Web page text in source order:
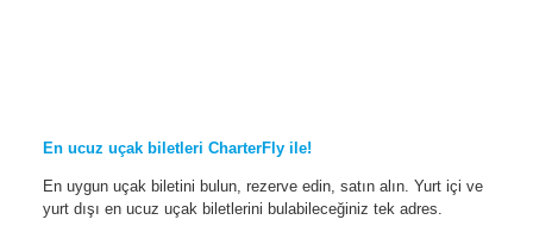
En ucuz uçak biletleri CharterFly ile!
En uygun uçak biletini bulun, rezerve edin, satın alın. Yurt içi ve
yurt dışı en ucuz uçak biletlerini bulabileceğiniz tek adres.